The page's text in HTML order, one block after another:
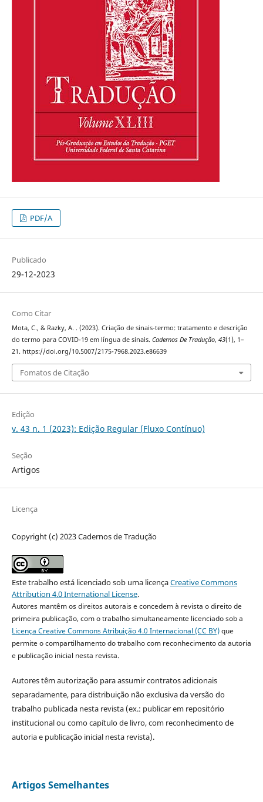
PDF/A
Publicado
29-12-2023
Como Citar
Mota, C., & Razky, A. . (2023). Criação de sinais-termo: tratamento e descrição
do termo para COVID-19 em língua de sinais. Cadernos De Tradução, 43(1), 1–
21. https://doi.org/10.5007/2175-7968.2023.e86639
Fomatos de Citação
Edição
v. 43 n. 1 (2023): Edição Regular (Fluxo Contínuo)
Seção
Artigos
Licença
Copyright (c) 2023 Cadernos de Tradução
Este trabalho está licenciado sob uma licençaCreative Commons
Attribution 4.0 International License.
Autores mantêm os direitos autorais e concedem à revista o direito de
primeira publicação, com o trabalho simultaneamente licenciado sob a
Licença Creative Commons Atribuição 4.0 Internacional (CC BY)que
permite o compartilhamento do trabalho com reconhecimento da autoria
e publicação inicial nesta revista.
Autores têm autorização para assumir contratos adicionais
separadamente, para distribuição não exclusiva da versão do
trabalho publicada nesta revista (ex.: publicar em repositório
institucional ou como capítulo de livro, com reconhecimento de
autoria e publicação inicial nesta revista).
Artigos Semelhantes